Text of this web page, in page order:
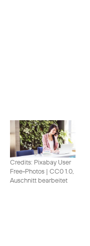
Credits: Pixabay User
Free-Photos | CC0 1.0,
Auschnitt bearbeitet